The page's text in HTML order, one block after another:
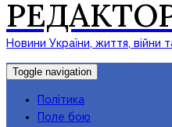
Новини України, життя, війни
Toggle navigation
Політика
Поле бою